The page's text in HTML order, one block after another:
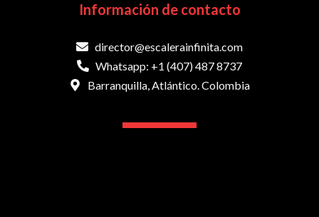
Información de contacto
director@escalerainfinita.com
Whatsapp: +1 (407) 487 8737
Barranquilla, Atlántico. Colombia